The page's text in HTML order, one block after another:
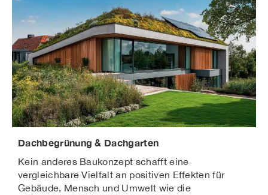
Dachbegrünung & Dachgarten
Kein anderes Baukonzept schafft eine
vergleichbare Vielfalt an positiven Effekten für
Gebäude, Mensch und Umwelt wie die